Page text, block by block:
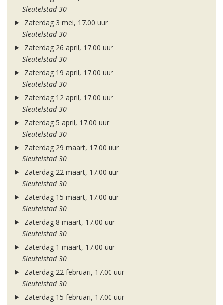
Sleutelstad 30
Zaterdag 3 mei, 17.00 uur
Sleutelstad 30
Zaterdag 26 april, 17.00 uur
Sleutelstad 30
Zaterdag 19 april, 17.00 uur
Sleutelstad 30
Zaterdag 12 april, 17.00 uur
Sleutelstad 30
Zaterdag 5 april, 17.00 uur
Sleutelstad 30
Zaterdag 29 maart, 17.00 uur
Sleutelstad 30
Zaterdag 22 maart, 17.00 uur
Sleutelstad 30
Zaterdag 15 maart, 17.00 uur
Sleutelstad 30
Zaterdag 8 maart, 17.00 uur
Sleutelstad 30
Zaterdag 1 maart, 17.00 uur
Sleutelstad 30
Zaterdag 22 februari, 17.00 uur
Sleutelstad 30
Zaterdag 15 februari, 17.00 uur